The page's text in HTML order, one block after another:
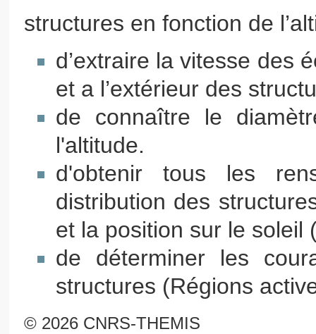
structures en fonction de
d’extraire la vitesse des
et a l’extérieur des
de connaître le
l'altitude.
d'obtenir tous les
distribution des
et la position sur le
de déterminer les
structures (Régions
© 2026 CNRS-THEMIS